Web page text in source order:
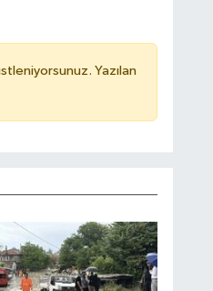
Yazılan